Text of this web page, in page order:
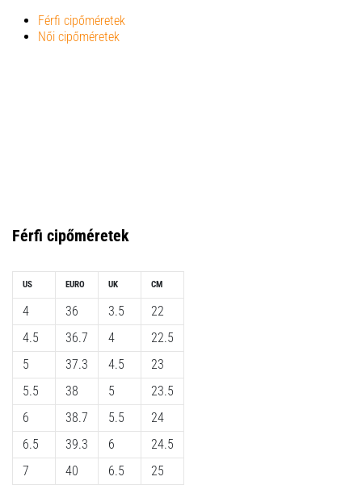
futball
táskánkba?
•
Cross
Training
hogyan
kezdj
neki
és
készíts
edzéstervet
Torna,
atlétika,
Férfi cipőméretek
Női cipőméretek
Férfi cipőméretek
US
4
4.5
5
5.5
6
6.5
7
EURO
36
36.7
37.3
38
38.7
39.3
40
UK
3.5
4
4.5
5
5.5
6
6.5
CM
22
22.5
23
23.5
24
24.5
25